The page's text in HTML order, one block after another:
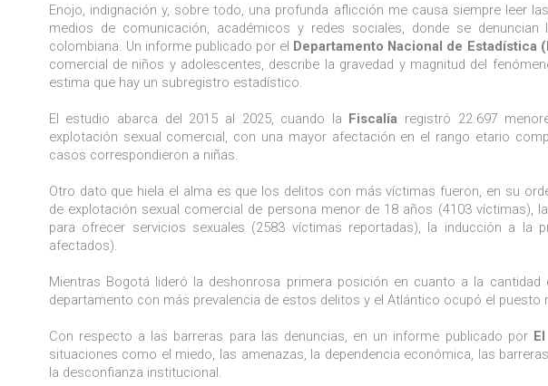
Enojo, indignación y, sobre todo, una profunda aflicción me causa siempre leer
medios de comunicación, académicos y redes sociales, donde se
colombiana. Un informe publicado por el Departamento Nacional de Estadística
comercial de niños y adolescentes, describe la gravedad y magnitud del
estima que hay un subregistro estadístico.
El estudio abarca del 2015 al 2025, cuando la Fiscalía registró 22.697
explotación sexual comercial, con una mayor afectación en el rango etario
casos correspondieron a niñas.
Otro dato que hiela el alma es que los delitos con más víctimas fueron, en su
de explotación sexual comercial de persona menor de 18 años (4103 víctimas),
para ofrecer servicios sexuales (2583 víctimas reportadas), la inducción a la
afectados).
Mientras Bogotá lideró la deshonrosa primera posición en cuanto a la
departamento con más prevalencia de estos delitos y el Atlántico ocupó el puesto
Con respecto a las barreras para las denuncias, en un informe publicado por
situaciones como el miedo, las amenazas, la dependencia económica, las
la desconfianza institucional.